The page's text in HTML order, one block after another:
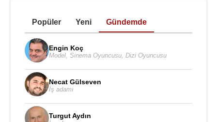
Popüler Yeni Gündemde
Engin Koç
Model Sinema Oyuncusu Dizi Oyuncusu
Necat Gülseven
İş adamı
Turgut Aydın